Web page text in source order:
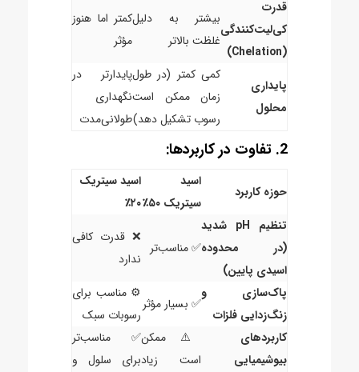
قدرت
کی‌لیت‌کنندگی
(Chelation)
بیشتر به دلیل
غلظت بالاتر
کمتر اما هنوز
مؤثر
پایداری
محلول
کمی کمتر (در طول
زمان ممکن است
رسوب تشکیل دهد)
پایدارتر در
نگهداری
طولانی‌مدت
2. تفاوت در کاربردها:
حوزه کاربرد
اسید
سیتریک ۵۰٪
اسید سیتریک
۲۰٪
تنظیم pH شدید
(در محدوده
اسیدی پایین)
✅ مناسب‌تر
❌ قدرت کافی
ندارد
پاک‌سازی و
زنگ‌زدایی فلزات
✅ بسیار مؤثر
⚙️ مناسب برای
رسوبات سبک
کاربردهای
بیوشیمیایی
⚠️ ممکن
است زیاد
✅ مناسب‌تر
برای سلول و